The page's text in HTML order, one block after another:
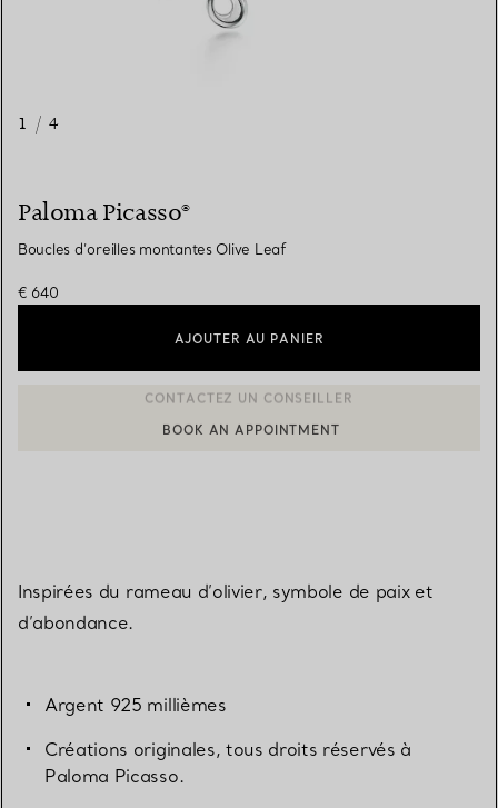
1 / 4
Paloma Picasso®
Boucles d’oreilles montantes Olive Leaf
€ 640
AJOUTER AU PANIER
CONTACTER UN CONSEILLER CLIENT OU PRENDRE RENDEZ-
Inspirées du rameau d’olivier, symbole de paix et
d’abondance.
Argent 925 millièmes
Créations originales, tous droits réservés à
Paloma Picasso.